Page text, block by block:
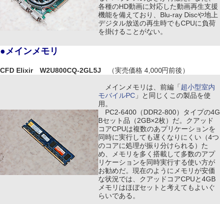
各種のHD動画に対応した動画再生支援
機能を備えており、Blu-ray Discや地上
デジタル放送の再生時でもCPUに負荷
を掛けることがない。
●メインメモリ
CFD Elixir W2U800CQ-2GL5J （実売価格 4,000円前後）
メインメモリは、前編「 超小型室内
モバイルPC」と同じくこの製品を使
用。
PC2-6400（DDR2-800）タイプの4G
Bセット品（2GB×2枚）だ。クアッド
コアCPUは複数のあプリケーションを
同時に実行しても遅くなりにくい（4つ
のコアに処理が振り分けられる）た
め、メモリを多く搭載して多数のアプ
リケーションを同時実行する使い方が
お勧めだ。現在のようにメモリが安価
な状況では、クアッドコアCPUと4GB
メモリはほぼセットと考えてもよいぐ
らいである。